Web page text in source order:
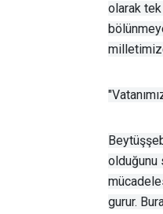
olarak
olduğunu
gurur.